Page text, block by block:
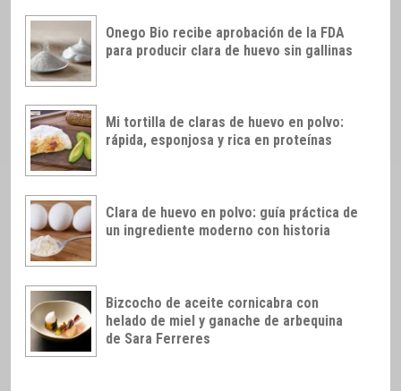
Onego Bio recibe aprobación de la FDA
para producir clara de huevo sin gallinas
Mi tortilla de claras de huevo en polvo:
rápida, esponjosa y rica en proteínas
Clara de huevo en polvo: guía práctica de
un ingrediente moderno con historia
Bizcocho de aceite cornicabra con
helado de miel y ganache de arbequina
de Sara Ferreres